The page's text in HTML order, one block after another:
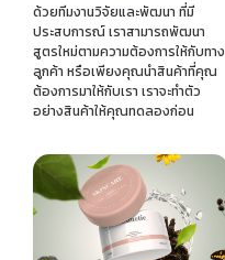
ด้วยทีมงานวิจัยและพัฒนา ที่มี
ประสบการณ์ เราสามารถพัฒนา
สูตรใหม่ตามความต้องการให้กับทาง
ลูกค้า หรือเพียงคุณนำสินค้าที่คุณ
ต้องการมาให้กับเรา เราจะทำตัว
อย่างสินค้าให้คุณทดลองก่อน